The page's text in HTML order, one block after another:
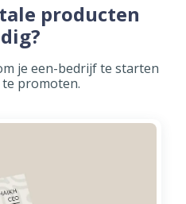
producten
je een-bedrijf te starten
promoten.